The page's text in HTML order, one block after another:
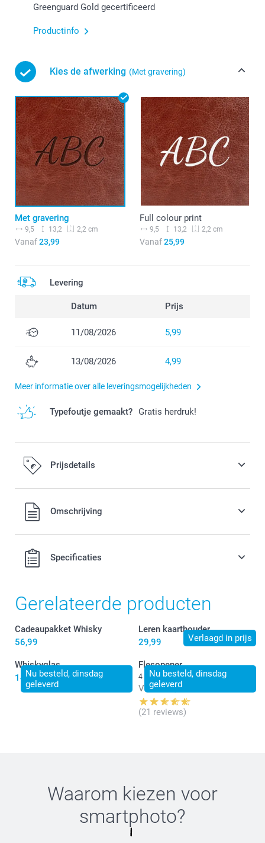
Greenguard Gold gecertificeerd
Productinfo
Kies de afwerking (Met gravering)
Met gravering
9,5 13,2 2,2 cm
Vanaf23,99
Full colour print
9,5 13,2 2,2 cm
Vanaf25,99
Levering
Datum Prijs
11/08/2026 5,99
13/08/2026 4,99
Meer informatie over alle leveringsmogelijkheden
Typefoutje gemaakt? Gratis herdruk!
Prijsdetails
Alle prijzen zijn in EURO (€) inclusief BTW en exclusief
verzendkosten.Omschrijving
Specificaties
Gerelateerde producten
Cadeaupakket Whisky
56,99
Verlaagd in prijs
Leren kaarthouder
29,99
Nu besteld, dinsdag
geleverd
Whiskyglas
14,99
Nu besteld, dinsdag
geleverd
Flesopener
4 varianten
Vanaf 14,99
(21 reviews)
Waarom kiezen voor
smartphoto?